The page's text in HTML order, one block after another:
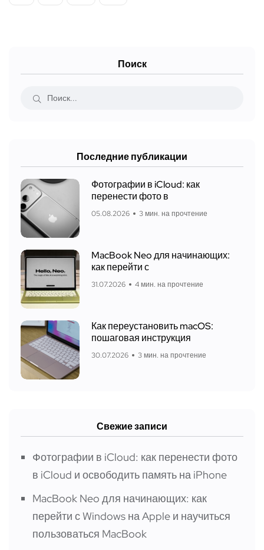
Поиск
Последние публикации
Фотографии в iCloud: как
перенести фото в
05.08.2026 3 мин. на прочтение
MacBook Neo для начинающих:
как перейти с
31.07.2026 4 мин. на прочтение
Как переустановить macOS:
пошаговая инструкция
30.07.2026 3 мин. на прочтение
Свежие записи
Фотографии в iCloud: как перенести фото
в iCloud и освободить память на iPhone
MacBook Neo для начинающих: как
перейти с Windows на Apple и научиться
пользоваться MacBook